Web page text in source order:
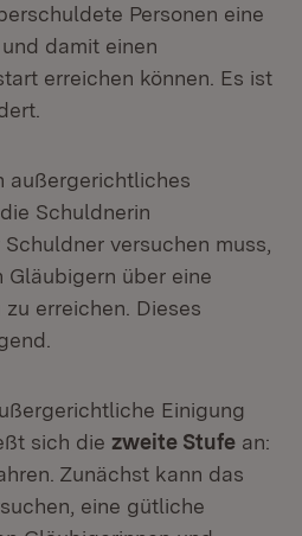
Personen eine
damit einen
erreichen können. Es ist
außergerichtliches
Schuldnerin
versuchen muss,
Gläubigern über eine
erreichen. Dieses
Einigung
sich die zweite Stufe an:
Zunächst kann das
eine gütliche